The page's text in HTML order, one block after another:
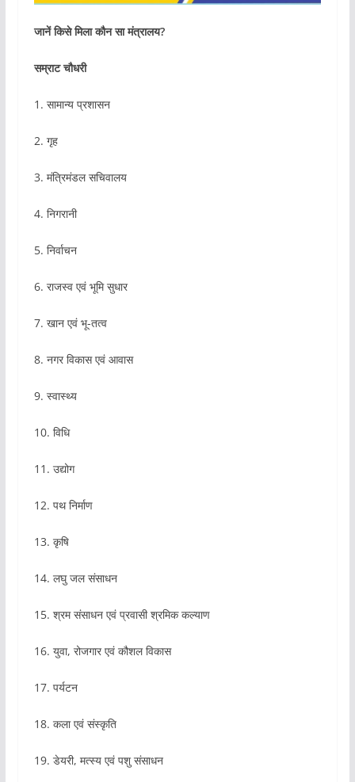
जानें किसे मिला कौन सा मंत्रालय?
सम्राट चौधरी
1. सामान्य प्रशासन
2. गृह
3. मंत्रिमंडल सचिवालय
4. निगरानी
5. निर्वाचन
6. राजस्व एवं भूमि सुधार
7. खान एवं भू-तत्व
8. नगर विकास एवं आवास
9. स्वास्थ्य
10. विधि
11. उद्योग
12. पथ निर्माण
13. कृषि
14. लघु जल संसाधन
15. श्रम संसाधन एवं प्रवासी श्रमिक कल्याण
16. युवा, रोजगार एवं कौशल विकास
17. पर्यटन
18. कला एवं संस्कृति
19. डेयरी, मत्स्य एवं पशु संसाधन